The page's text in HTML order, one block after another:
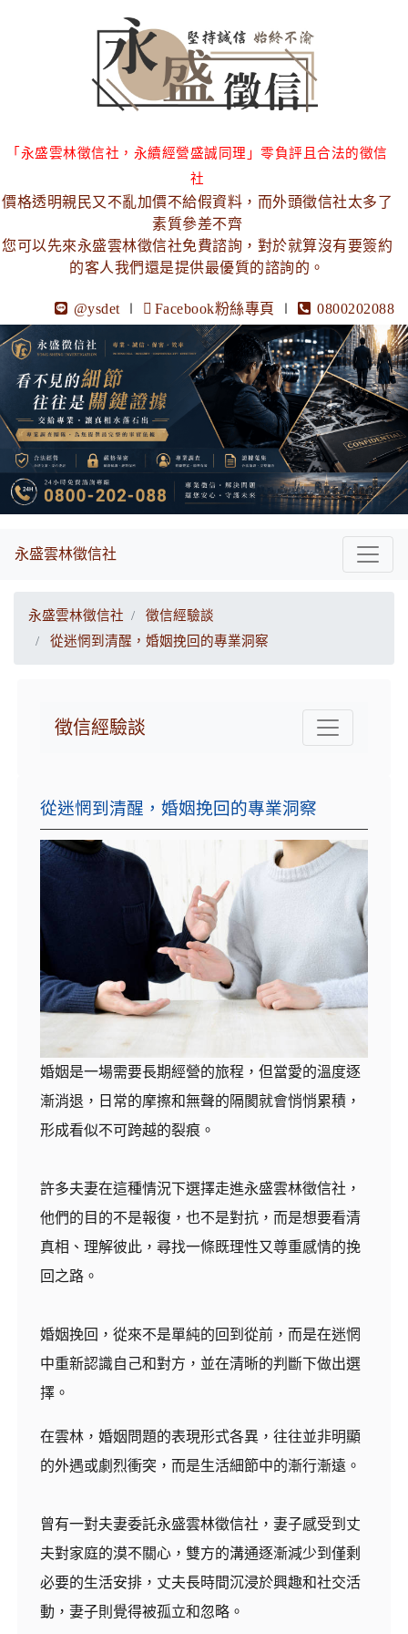
「永盛雲林徵信社，永續經營盛誠同理」零負評且合法的徵信
社
價格透明親民又不亂加價不給假資料，而外頭徵信社太多了
素質參差不齊
您可以先來永盛雲林徵信社免費諮詢，對於就算沒有要簽約
的客人我們還是提供最優質的諮詢的。
@ysdet ∣ Facebook粉絲專頁 ∣ 0800202088
永盛雲林徵信社
永盛雲林徵信社
徵信經驗談
從迷惘到清醒，婚姻挽回的專業洞察
徵信經驗談
從迷惘到清醒，婚姻挽回的專業洞察
婚姻是一場需要長期經營的旅程，但當愛的溫度逐
漸消退，日常的摩擦和無聲的隔閡就會悄悄累積，
形成看似不可跨越的裂痕。
許多夫妻在這種情況下選擇走進永盛雲林徵信社，
他們的目的不是報復，也不是對抗，而是想要看清
真相、理解彼此，尋找一條既理性又尊重感情的挽
回之路。
婚姻挽回，從來不是單純的回到從前，而是在迷惘
中重新認識自己和對方，並在清晰的判斷下做出選
擇。
在雲林，婚姻問題的表現形式各異，往往並非明顯
的外遇或劇烈衝突，而是生活細節中的漸行漸遠。
曾有一對夫妻委託永盛雲林徵信社，妻子感受到丈
夫對家庭的漠不關心，雙方的溝通逐漸減少到僅剩
必要的生活安排，丈夫長時間沉浸於興趣和社交活
動，妻子則覺得被孤立和忽略。